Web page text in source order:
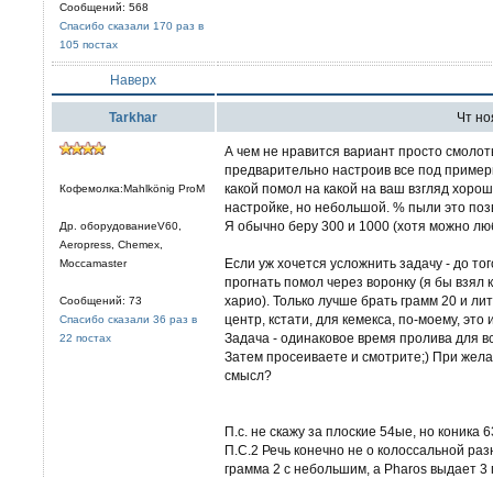
Сообщений: 568
Спасибо сказали 170 раз в
105 постах
Наверх
Tarkhar Чт
Кофемолка:Mahlkönig ProM
Др. оборудованиеV60,
Aeropress, Chemex,
Moccamaster
Сообщений: 73
Спасибо сказали 36 раз в
22 постах
А чем не нравится вариант просто
предварительно настроив все под
какой помол на какой на ваш взгляд
настройке, но небольшой. % пыли это
Я обычно беру 300 и 1000 (хотя можно
Если уж хочется усложнить задачу - до
прогнать помол через воронку (я бы
харио). Только лучше брать грамм 20 и
центр, кстати, для кемекса, по-моему,
Задача - одинаковое время пролива для
Затем просеиваете и смотрите;) При
смысл?
П.с. не скажу за плоские 54ые, но коника
П.С.2 Речь конечно не о колоссальной
грамма 2 с небольшим, а Pharos выдает 3